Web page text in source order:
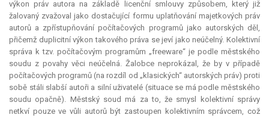
výkon práv autora na základě licenční smlouvy způsobem, který již
žalovaný zvažoval jako dostačující formu uplatňování majetkových práv
autorů a zpřístupňování počítačových programů jako autorských děl,
přičemž duplicitní výkon takového práva se jeví jako neúčelný. Kolektivní
správa k tzv. počítačovým programům „freeware“ je podle městského
soudu z povahy věci neúčelná. Žalobce neprokázal, že by v případě
počítačových programů (na rozdíl od „klasických“ autorských práv) proti
sobě stáli slabší autoři a silní uživatelé (situace se má podle městského
soudu opačně). Městský soud má za to, že smysl kolektivní správy
netkví pouze ve vůli autorů být zastoupen kolektivním správcem, což